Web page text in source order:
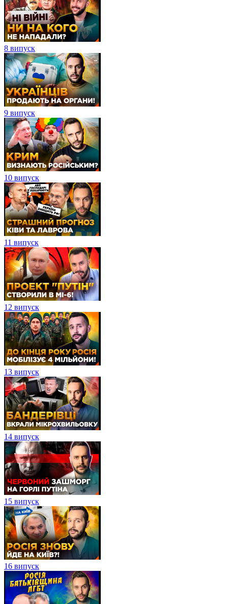
8 випуск
9 випуск
10 випуск
11 випуск
12 випуск
13 випуск
14 випуск
15 випуск
16 випуск